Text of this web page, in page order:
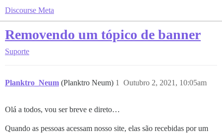
Discourse Meta
Removendo um tópico de banner
Suporte
Planktro_Neum (Planktro Neum) Outubro 2, 2021, 10:05am
1
Olá a todos, vou ser breve e direto…
Quando as pessoas acessam nosso site, elas são recebidas por um